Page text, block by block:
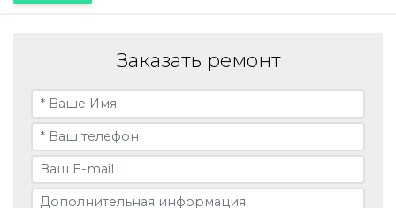
Заказать ремонт